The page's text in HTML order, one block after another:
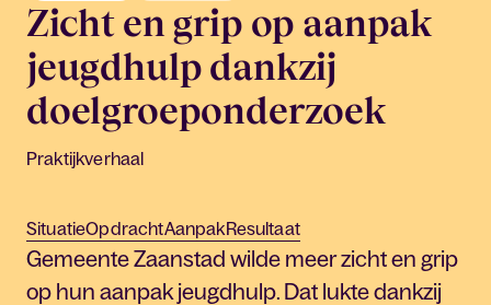
Zicht en grip op aanpak
jeugdhulp dankzij
doelgroeponderzoek
Praktijkverhaal
SituatieOpdrachtAanpakResultaat
Gemeente Zaanstad wilde meer zicht en grip
op hun aanpak jeugdhulp. Dat lukte dankzij